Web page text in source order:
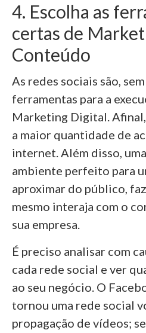
4. Escolha as
certas de
Conteúdo
As redes sociais são,
ferramentas para a
Marketing Digital.
a maior quantidade de
internet. Além disso,
ambiente perfeito para
aproximar do público,
mesmo interaja com o
sua empresa.
É preciso analisar com
cada rede social e ver
ao seu negócio. O
tornou uma rede social
propagação de vídeos;